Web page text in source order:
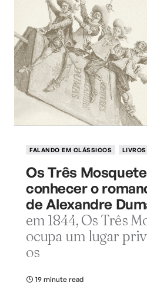
FALANDO EM CLÁSSICOS LIVROS
Os Três
conhecer o
de Alexandre
em 1844, Os Três
ocupa um lugar
os
19 minute read